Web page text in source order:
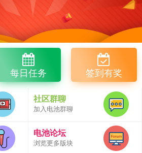
每日任务 签到有奖
社区群聊
加入电池群聊
电池论坛
浏览更多版块